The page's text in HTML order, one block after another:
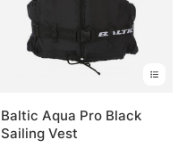
Baltic Aqua Pro Black
Sailing Vest